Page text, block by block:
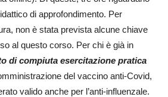
di approfondimento. Per
non è stata prevista alcune chiave
al questo corso. Per chi è già in
di compiuta esercitazione pratica
del vaccino anti-Covid,
valido anche per l’anti-influenzale.